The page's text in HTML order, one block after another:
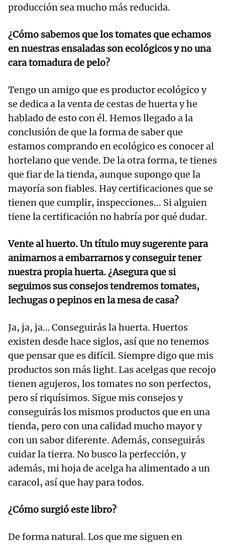
producción sea mucho más reducida.
¿Cómo sabemos que los tomates que echamos
en nuestras ensaladas son ecológicos y no una
cara tomadura de pelo?
Tengo un amigo que es productor ecológico y
se dedica a la venta de cestas de huerta y he
hablado de esto con él. Hemos llegado a la
conclusión de que la forma de saber que
estamos comprando en ecológico es conocer al
hortelano que vende. De la otra forma, te tienes
que fiar de la tienda, aunque supongo que la
mayoría son fiables. Hay certificaciones que se
tienen que cumplir, inspecciones... Si alguien
tiene la certificación no habría por qué dudar.
Vente al huerto. Un título muy sugerente para
animarnos a embarrarnos y conseguir tener
nuestra propia huerta. ¿Asegura que si
seguimos sus consejos tendremos tomates,
lechugas o pepinos en la mesa de casa?
Ja, ja, ja… Conseguirás la huerta. Huertos
existen desde hace siglos, así que no tenemos
que pensar que es difícil. Siempre digo que mis
productos son más light. Las acelgas que recojo
tienen agujeros, los tomates no son perfectos,
pero sí riquísimos. Sigue mis consejos y
conseguirás los mismos productos que en una
tienda, pero con una calidad mucho mayor y
con un sabor diferente. Además, conseguirás
cuidar la tierra. No busco la perfección, y
además, mi hoja de acelga ha alimentado a un
caracol, así que hay para todos.
¿Cómo surgió este libro?
De forma natural. Los que me siguen en